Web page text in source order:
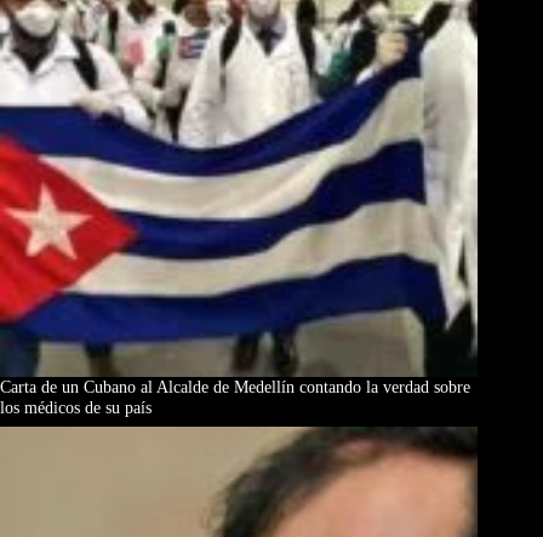
Carta de un Cubano al Alcalde de Medellín contando la verdad sobre
los médicos de su país